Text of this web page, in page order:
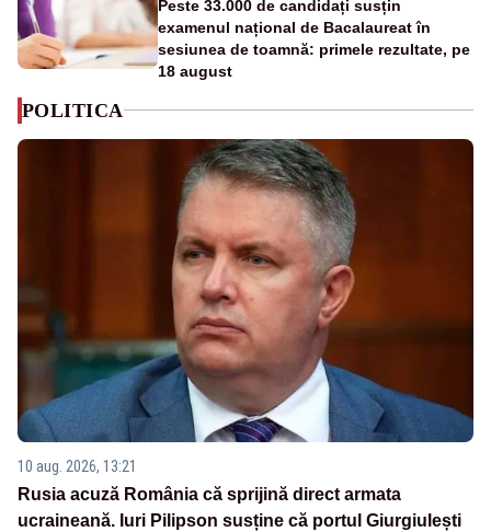
Peste 33.000 de candidați susțin
examenul național de Bacalaureat în
sesiunea de toamnă: primele rezultate, pe
18 august
POLITICA
10 aug. 2026, 13:21
Rusia acuză România că sprijină direct armata
ucraineană. Iuri Pilipson susține că portul Giurgiulești